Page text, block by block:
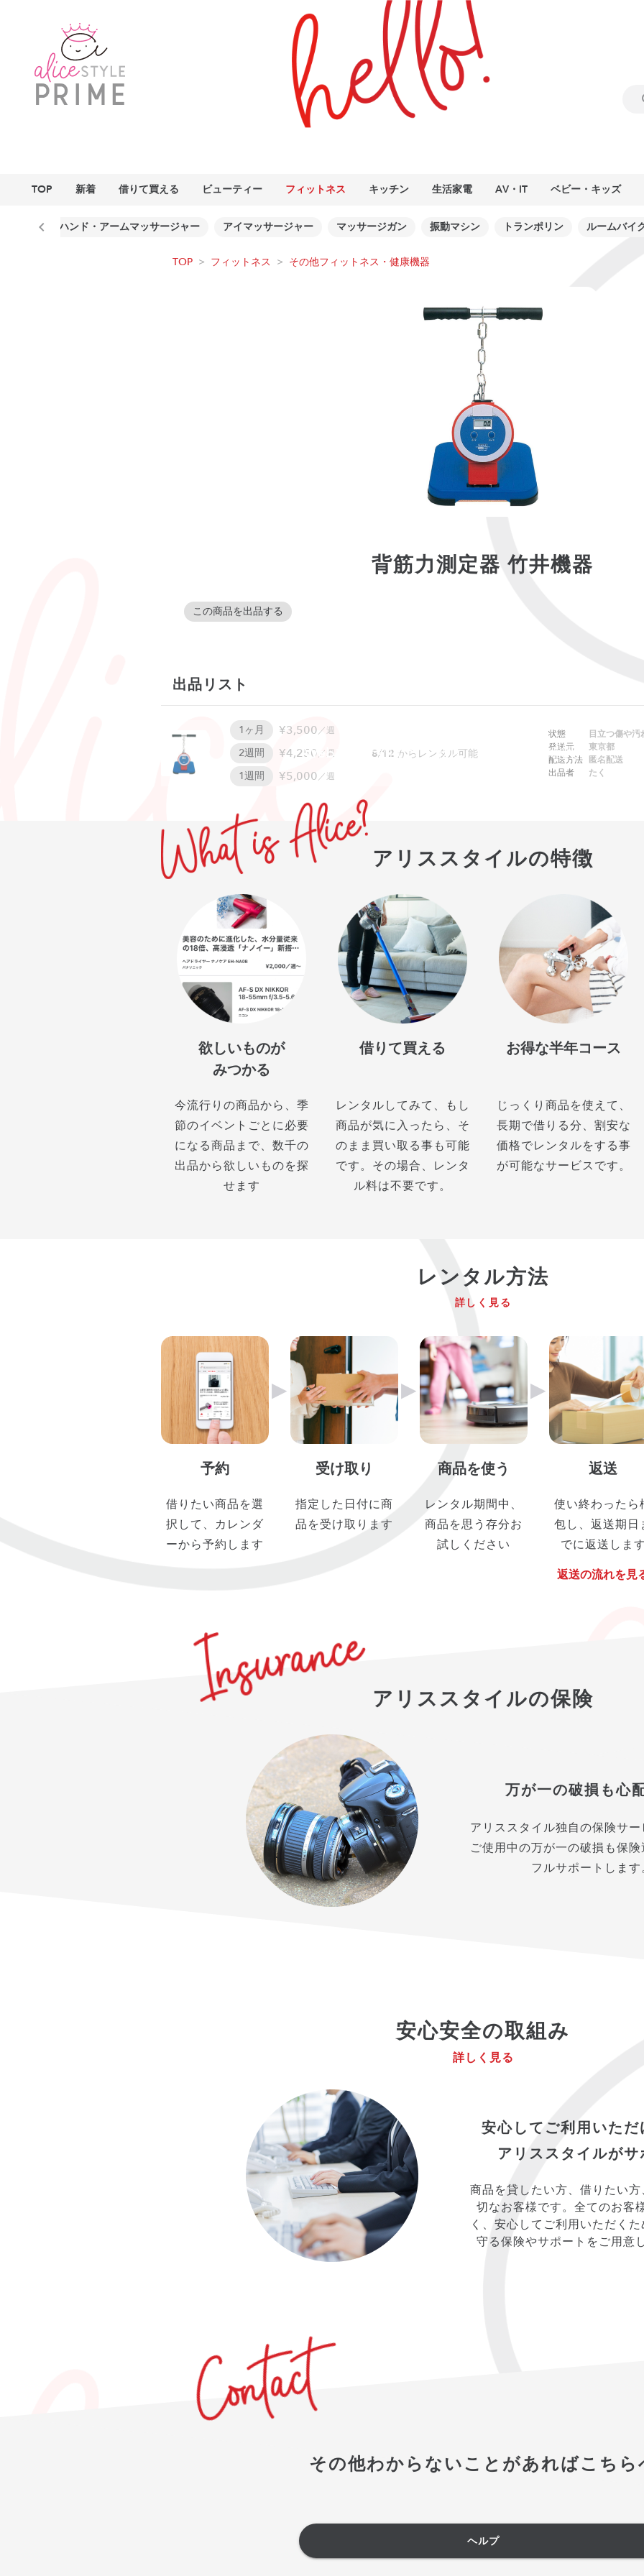
TOP 新着 借りて買える ビューティー フィットネス キッチン 生活家電 AV・IT ベビー・キッズ
ハンド・アームマッサージャー アイマッサージャー マッサージガン 振動マシン トランポリン ルームバイ
TOP > フィットネス > その他フィットネス・健康機器
背筋力測定器 竹井機器
この商品を出品する
出品リスト
Webでは予約できません。アプリをご利用ください
1ヶ月 ¥3,500／週
2週間 ¥4,250 ／週
1週間 ¥5,000／週
8/12 からレンタル可能
状態
発送元
配送方法
出品者
目立つ傷や汚
東京都
匿名配送
たく
アリススタイルの特徴
欲しいものが
みつかる
今流行りの商品から、季
節のイベントごとに必要
になる商品まで、数千の
出品から欲しいものを探
せます
借りて買える
レンタルしてみて、もし
商品が気に入ったら、そ
のまま買い取る事も可能
です。その場合、レンタ
ル料は不要です。
お得な半年コース
じっくり商品を使えて、
長期で借りる分、割安な
価格でレンタルをする事
が可能なサービスです。
レンタル方法
詳しく見る
予約
借りたい商品を選
択して、カレンダ
ーから予約します
▶︎
受け取り
指定した日付に商
品を受け取ります
▶︎
商品を使う
レンタル期間中、
商品を思う存分お
試しください
▶︎
返送
使い終わったら
包し、返送期日
でに返送しま
返送の流れを見
アリススタイルの保険
万が一の破損も心
アリススタイル独自の保険サ
ご使用中の万が一の破損も保
フルサポートします
安心安全の取組み
詳しく見る
安心してご利用いた
アリススタイルが
商品を貸したい方、借りたい
切なお客様です。全てのお客
く、安心してご利用いただく
守る保険やサポートをご用意
その他わからないことがあればこちら
ヘルプ